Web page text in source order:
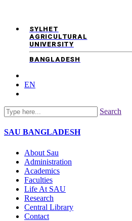
SYLHET
AGRICULTURAL
UNIVERSITY
BANGLADESH
EN
Search
SAU BANGLADESH
About Sau
Administration
Academics
Faculties
Life At SAU
Research
Central Library
Contact